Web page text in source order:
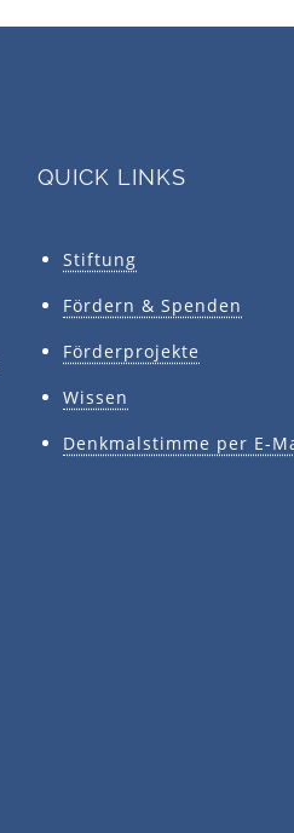
QUICK LINKS
Stiftung
Fördern & Spenden
Förderprojekte
Wissen
Denkmalstimme per E-